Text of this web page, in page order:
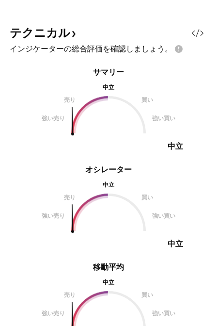
テクニカル
インジケーターの総合評価を確認しましょう。
オシレーター
中立
売り
買い
強い売り 強い買い
中立
サマリー
中立
売り
買い
強い売り 強い買い
中立
移動平均
中立
売り
買い
強い売り 強い買い